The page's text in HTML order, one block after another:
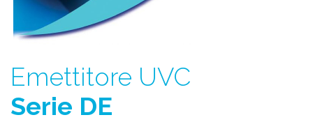
Emettitore UVC
Serie DE